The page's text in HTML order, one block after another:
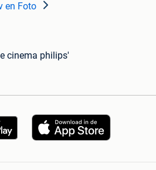
en Foto
cinema philips'